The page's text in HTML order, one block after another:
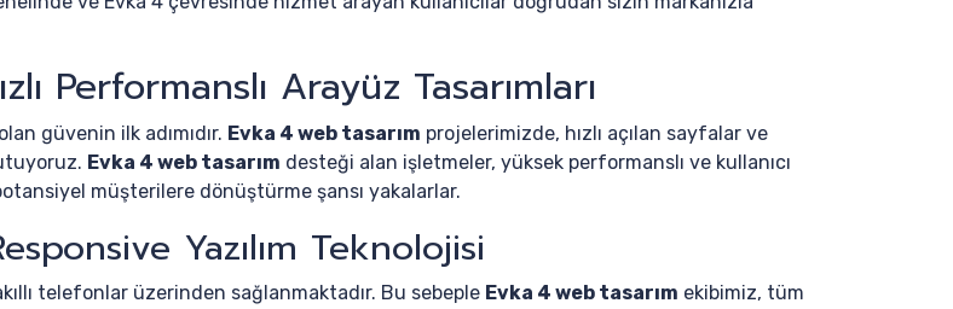
Performanslı Arayüz Tasarımları
güvenin ilk adımıdır. Evka 4 web tasarım projelerimizde, hızlı açılan sayfalar ve
Evka 4 web tasarım desteği alan işletmeler, yüksek performanslı ve kullanıcı
müşterilere dönüştürme şansı yakalarlar.
Yazılım Teknolojisi
telefonlar üzerinden sağlanmaktadır. Bu sebeple Evka 4 web tasarım ekibimiz, tüm